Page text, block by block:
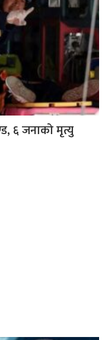
६ जनाको मृत्यु